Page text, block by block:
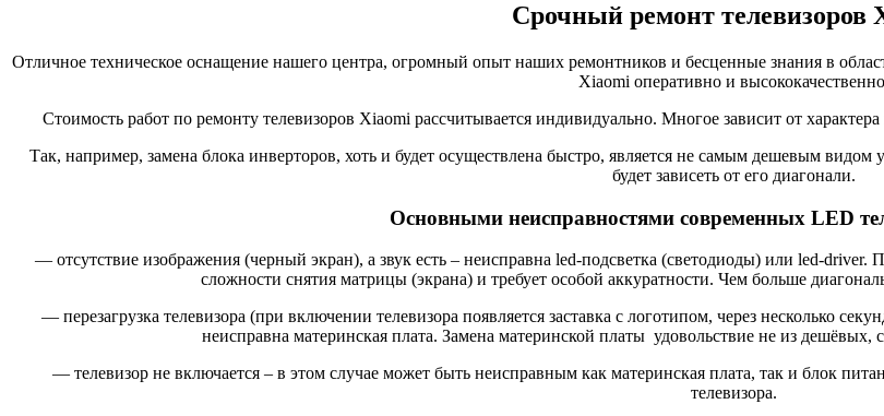
Срочный ремонт телевизоров
Отличное техническое оснащение нашего центра, огромный опыт наших ремонтников и бесценные знания в
Xiaomi оперативно и
Стоимость работ по ремонту телевизоров Xiaomi рассчитывается индивидуально. Многое зависит от
Так, например, замена блока инверторов, хоть и будет осуществлена быстро, является не самым дешевым видом
будет зависеть от его диагонали.
Основными неисправностями современных LED
— отсутствие изображения (черный экран), а звук есть – неисправна led-подсветка (светодиоды) или led-
сложности снятия матрицы (экрана) и требует особой аккуратности. Чем больше
— перезагрузка телевизора (при включении телевизора появляется заставка с логотипом, через несколько
неисправна материнская плата. Замена материнской платы удовольствие не из дешёвых,
— телевизор не включается – в этом случае может быть неисправным как материнская плата, так и блок
телевизора.